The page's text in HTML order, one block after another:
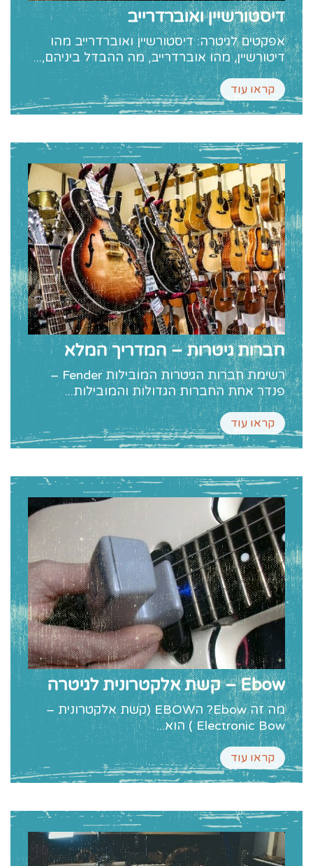
דיסטורשיין ואוברדרייב
אפקטים לגיטרה: דיסטורשיין ואוברדרייב מהו
דיטורשיין, מהו אוברדרייב, מה ההבדל ביניהם,...
קראו עוד
חברות גיטרות – המדריך המלא
רשימת חברות הגיטרות המובילות Fender –
פנדר אחת החברות הגדולות והמובילות...
קראו עוד
Ebow – קשת אלקטרונית לגיטרה
מה זה Ebow? הEBOW (קשת אלקטרונית –
Electronic Bow ) הוא...
קראו עוד